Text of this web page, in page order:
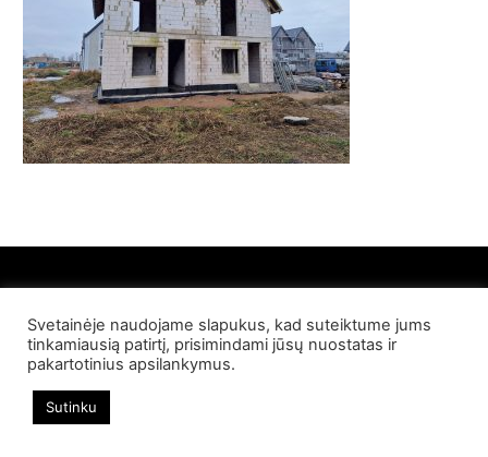
© 2022 Palangos NT. Visos teisės saugomos
Svetainėje naudojame slapukus, kad suteiktume jums
tinkamiausią patirtį, prisimindami jūsų nuostatas ir
pakartotinius apsilankymus.
Sutinku